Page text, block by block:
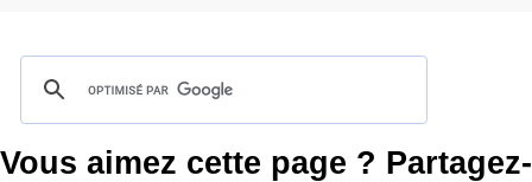
Vous aimez cette page ?